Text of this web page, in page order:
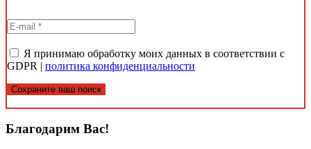
Я принимаю обработку моих данных в соответствии с
GDPR | политика конфиденциальности
Сохраните ваш поиск
Благодарим Вас!